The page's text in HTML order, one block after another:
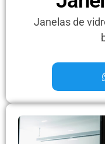
Janelas de